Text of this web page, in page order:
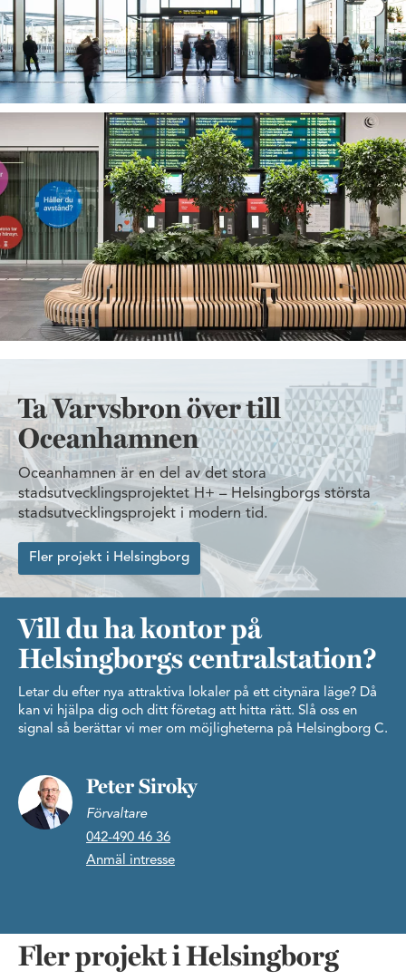
Ta Varvsbron över till
Oceanhamnen
Oceanhamnen är en del av det stora
stadsutvecklingsprojektet H+ – Helsingborgs största
stadsutvecklingsprojekt i modern tid.
Fler projekt i Helsingborg
Vill du ha kontor på
Helsingborgs centralstation?
Letar du efter nya attraktiva lokaler på ett citynära läge? Då
kan vi hjälpa dig och ditt företag att hitta rätt. Slå oss en
signal så berättar vi mer om möjligheterna på Helsingborg C.
Peter Siroky
Förvaltare
042-490 46 36
Anmäl intresse
Fler projekt i Helsingborg